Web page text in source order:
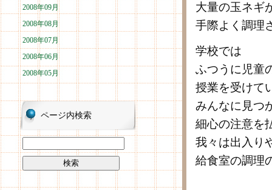
2008年09月
2008年08月
2008年07月
2008年06月
2008年05月
ページ内検索
大量の玉ネギ
手際よく調理
学校では
ふつうに児童
授業を受けて
みんなに見つ
細心の注意を
我々は出入り
給食室の調理